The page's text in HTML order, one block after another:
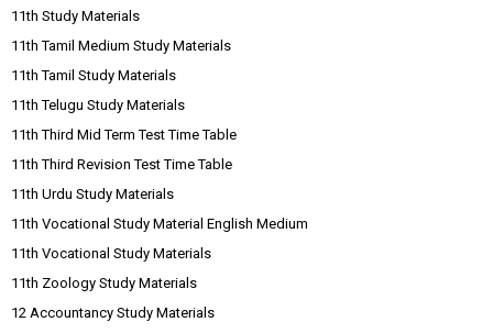
11th Study Materials
11th Tamil Medium Study Materials
11th Tamil Study Materials
11th Telugu Study Materials
11th Third Mid Term Test Time Table
11th Third Revision Test Time Table
11th Urdu Study Materials
11th Vocational Study Material English Medium
11th Vocational Study Materials
11th Zoology Study Materials
12 Accountancy Study Materials